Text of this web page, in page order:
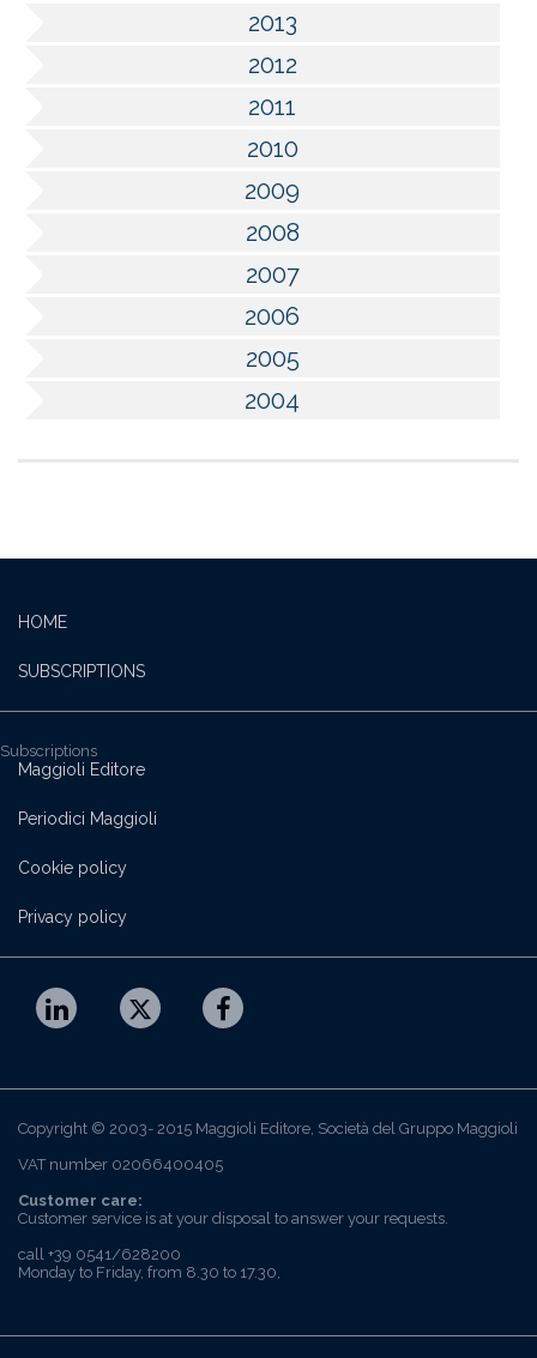
2013
2012
2011
2010
2009
2008
2007
2006
2005
2004
HOME
SUBSCRIPTIONS
Subscriptions
Maggioli Editore
Periodici Maggioli
Cookie policy
Privacy policy
Copyright © 2003- 2015 Maggioli Editore, Società del Gruppo Maggioli
VAT number 02066400405
Customer care:
Customer service is at your disposal to answer your requests.
call +39 0541/628200
Monday to Friday, from 8.30 to 17.30,